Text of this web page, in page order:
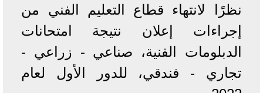
نظرًا لانتهاء قطاع التعليم الفني من
إجراءات إعلان نتيجة امتحانات
الدبلومات الفنية، صناعي - زراعي -
تجاري - فندقي، للدور الأول لعام